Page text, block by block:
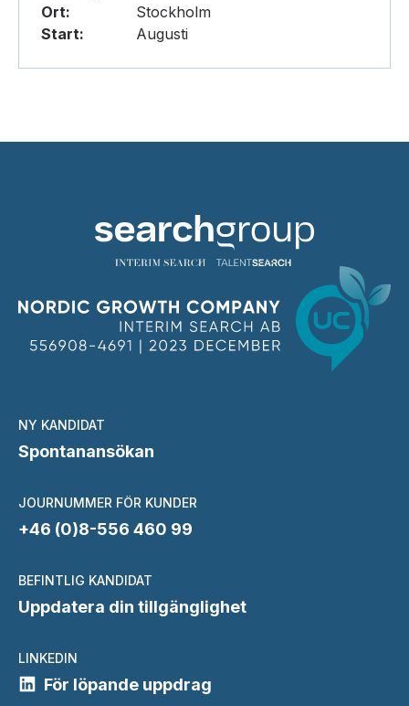
Ort:
Stockholm
Start:
Augusti
NY KANDIDAT
Spontanansökan
JOURNUMMER FÖR KUNDER
+46 (0)8-556 460 99
BEFINTLIG KANDIDAT
Uppdatera din tillgänglighet
LINKEDIN
För löpande uppdrag